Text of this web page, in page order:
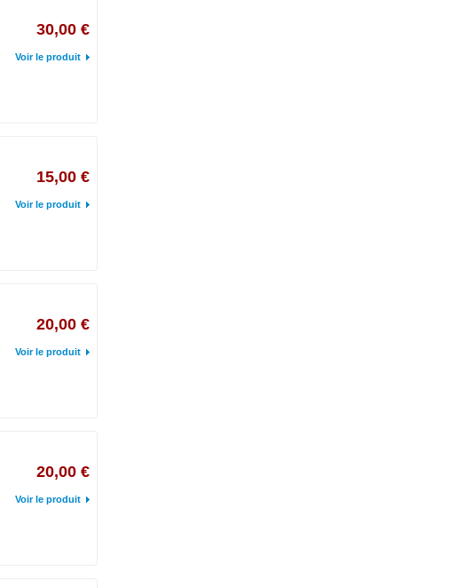
30,00 €
Voir le produit
15,00 €
Voir le produit
20,00 €
Voir le produit
20,00 €
Voir le produit